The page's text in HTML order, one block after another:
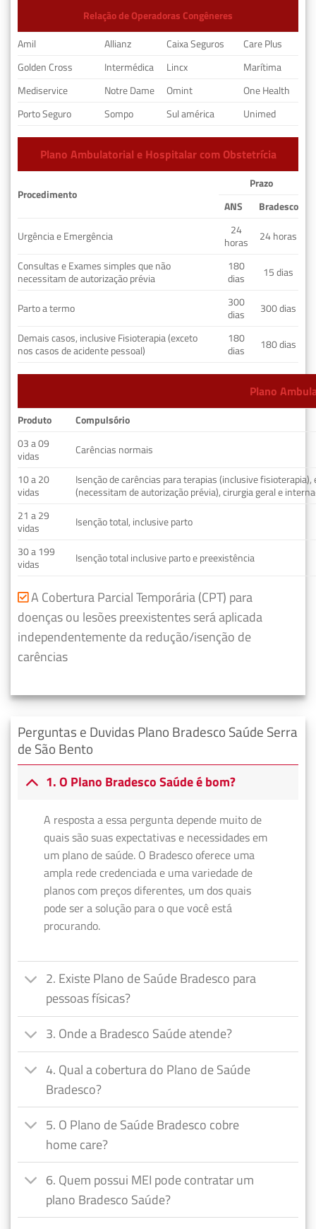
Relação de Operadoras Congêneres
Amil
Allianz Caixa Seguros
Care Plus
Golden Cross
Intermédica Lincx
Marítima
Mediservice
Notre Dame Omint
One Health
Porto Seguro
Sompo Sul américa Unimed
Plano Ambulatorial e Hospitalar com Obstetrícia
Procedimento
Prazo
ANS
Bradesco
Urgência e Emergência
24
horas
24 horas
Consultas e Exames simples que não
necessitam de autorização prévia
180
dias
15 dias
Parto a termo
300
dias
300 dias
Demais casos, inclusive Fisioterapia (exceto
nos casos de acidente pessoal)
180
dias
180 dias
Plano
Produto
Compulsório
03 a 09
vidas
Carências normais
10 a 20
vidas
Isenção de carências para terapias (inclusive fisioterapia),
(necessitam de autorização prévia), cirurgia geral e
21 a 29
vidas
Isenção total, inclusive parto
30 a 199
vidas
Isenção total inclusive parto e preexistência
A Cobertura Parcial Temporária (CPT) para
doenças ou lesões preexistentes será aplicada
independentemente da redução/isenção de
carências
Perguntas e Duvidas Plano Bradesco Saúde Serra
de São Bento
1. O Plano Bradesco Saúde é bom?
A resposta a essa pergunta depende muito de
quais são suas expectativas e necessidades em
um plano de saúde. O Bradesco oferece uma
ampla rede credenciada e uma variedade de
planos com preços diferentes, um dos quais
pode ser a solução para o que você está
procurando.
2. Existe Plano de Saúde Bradesco para
pessoas físicas?
3. Onde a Bradesco Saúde atende?
4. Qual a cobertura do Plano de Saúde
Bradesco?
5. O Plano de Saúde Bradesco cobre
home care?
6. Quem possui MEI pode contratar um
plano Bradesco Saúde?